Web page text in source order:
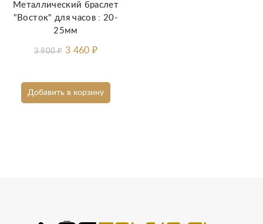
Добавить в корзину
Металлический браслет
"Восток" для часов : 20-
25мм
3 900₽ 3 460₽